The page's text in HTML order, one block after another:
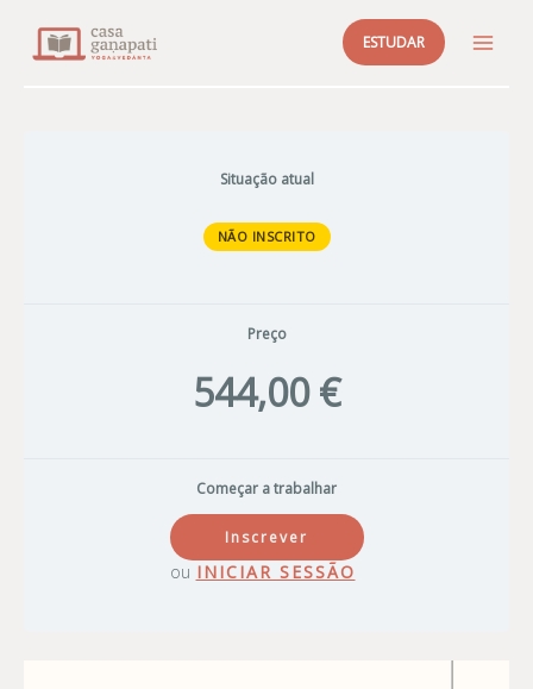
ESTUDAR
Situação atual
NÃO INSCRITO
Preço
544,00 €
Começar a trabalhar
Inscrever
ou INICIAR SESSÃO